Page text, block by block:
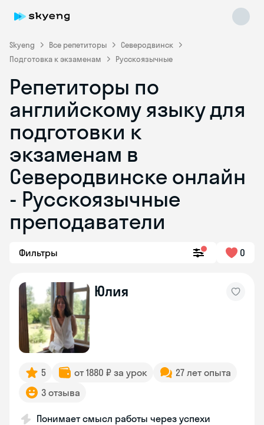
Skyeng Все репетиторы
Северодвинск
Подготовка к экзаменам
Русскоязычные
Репетиторы по
английскому языку для
подготовки к
экзаменам в
Северодвинске онлайн
- Русскоязычные
преподаватели
Фильтры 0
Юлия
5 от 1880 ₽ за урок
27 лет опыта
3 отзыва
Понимает смысл работы через успехи
Skyeng Chat